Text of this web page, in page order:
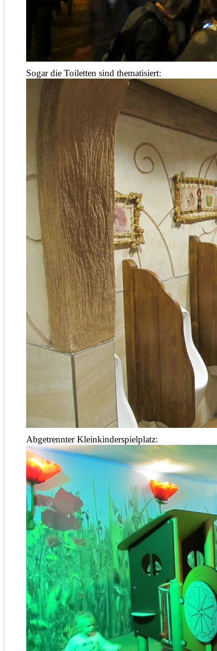
Sogar die Toiletten sind thematisiert:
Abgetrennter Kleinkinderspielplatz: